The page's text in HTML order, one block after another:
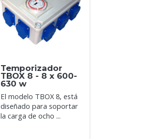
Temporizador
TBOX 8 - 8 x 600-
630 w
El modelo TBOX 8, está
diseñado para soportar
la carga de ocho ...